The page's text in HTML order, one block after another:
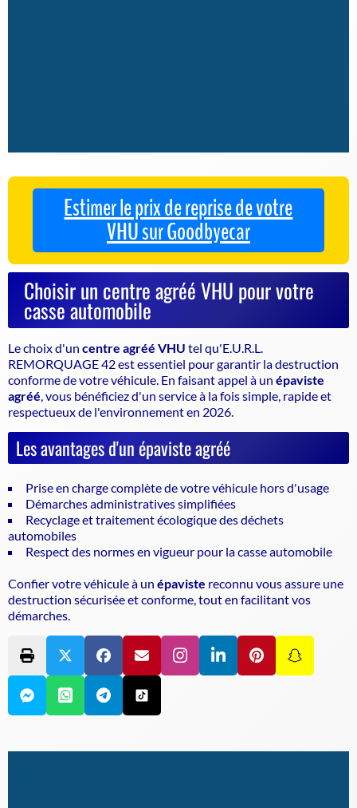
Estimer le prix de reprise de votre
VHU sur Goodbyecar
Choisir un centre agréé VHU pour votre
casse automobile
Le choix d'un centre agréé VHU tel qu'E.U.R.L.
REMORQUAGE 42 est essentiel pour garantir ladestruction
conforme de votre véhicule . En faisant appel à un épaviste
agréé , vous bénéficiez d'un service à la fois simple, rapide et
respectueux de l'environnement en 2026.
Les avantages d'un épaviste agréé
Prise en charge complète de votre véhicule hors d'usage
Démarches administratives simplifiées
Recyclage et traitement écologique des déchets
automobiles
Respect des normes en vigueur pour la casse automobile
Confier votre véhicule à un épaviste reconnu vous assure une
destruction sécurisée et conforme, tout en facilitant vos
démarches.